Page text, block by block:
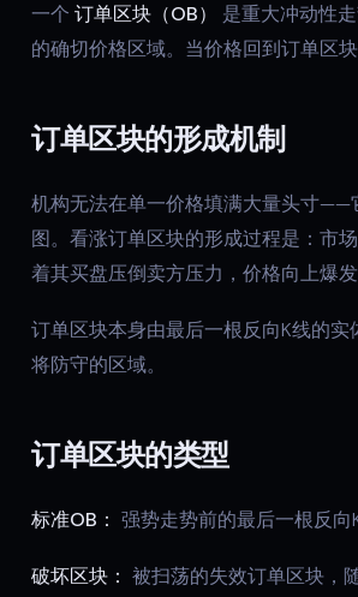
一个 订单区块（OB）
是重大冲动性
的确切价格区域。当价格回到订单区
订单区块的形成机制
机构无法在单一价格填满大量头寸——
图。看涨订单区块的形成过程是：市
着其买盘压倒卖方压力，价格向上爆发
订单区块本身由最后一根反向K线的
将防守的区域。
订单区块的类型
标准OB： 强势走势前的最后一根反向
破坏区块： 被扫荡的失效订单区块，